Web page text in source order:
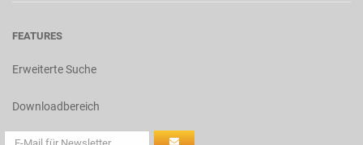
FEATURES
Erweiterte Suche
Downloadbereich